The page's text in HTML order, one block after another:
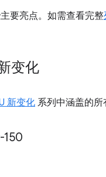
要亮点。如需查看完整
变化
新变化 系列中涵盖的所
150